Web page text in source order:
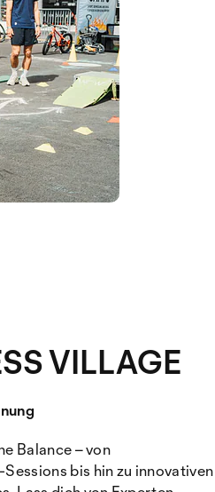
VILLAGE
Balance – von
bis hin zu innovativen